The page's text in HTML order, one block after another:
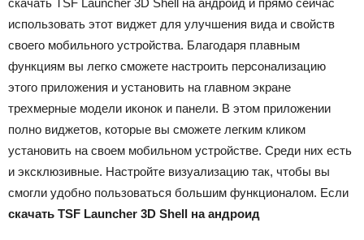
скачать TSF Launcher 3D Shell на андроид и прямо сейчас
использовать этот виджет для улучшения вида и свойств
своего мобильного устройства. Благодаря плавным
функциям вы легко сможете настроить персонализацию
этого приложения и установить на главном экране
трехмерные модели иконок и панели. В этом приложении
полно виджетов, которые вы сможете легким кликом
установить на своем мобильном устройстве. Среди них есть
и эксклюзивные. Настройте визуализацию так, чтобы вы
смогли удобно пользоваться большим функционалом. Если
скачать TSF Launcher 3D Shell на андроид